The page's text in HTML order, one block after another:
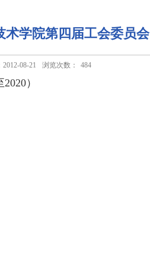
学院第四届工会委员会
08-21 浏览次数： 484
2020）